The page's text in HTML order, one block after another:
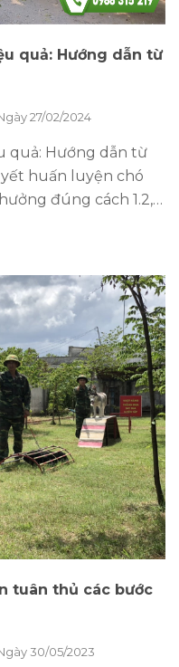
quả: Hướng dẫn từ
27/02/2024
quả: Hướng dẫn từ
đúng cách 1.2,
thay vì trừng phạt
việc xã giáo kỹ lưỡng
chó nghe lời 3.1, Sử
ý 3.2, Thực hành
huấn luyện chó
Tập trung vào việc
bảo thể chất và
sóc 5, Ý nghĩa
quá trình đào tạo
vi mong muốn 5.2,
tuân thủ các bước
30/05/2023